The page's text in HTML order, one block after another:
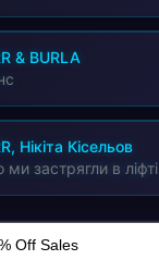
& BURLA
Нікіта Кісельов
застрягли в ліфті
(0)